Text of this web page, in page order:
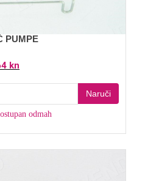
PUMPE
kn
Naruči
odmah